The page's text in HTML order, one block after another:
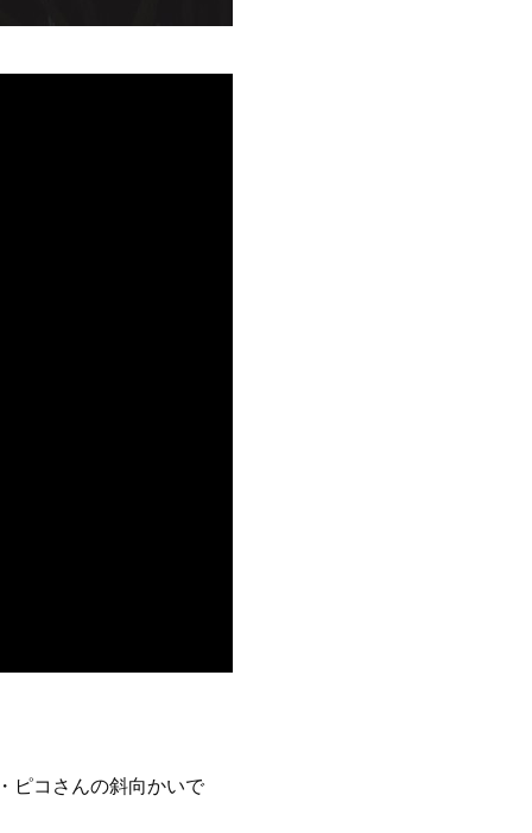
ピコさんの斜向かいで